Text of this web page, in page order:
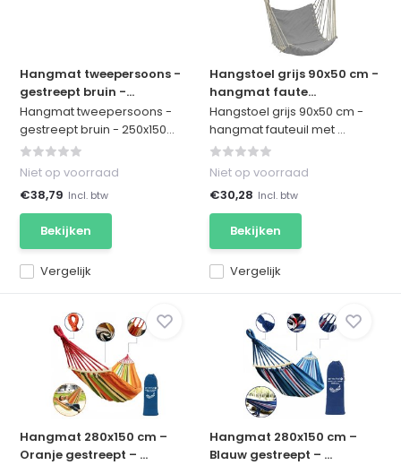
Hangmat tweepersoons -
gestreept bruin -...
Hangmat tweepersoons -
gestreept bruin - 250x150...
Vergelijk
Niet op voorraad
€38,79 Incl. btw
Bekijken
Hangstoel grijs 90x50 cm -
hangmat faute...
Hangstoel grijs 90x50 cm -
hangmat fauteuil met ...
Vergelijk
Niet op voorraad
€30,28 Incl. btw
Bekijken
Hangmat 280x150 cm –
Oranje gestreept – ...
Hangmat 280x150 cm –
Blauw gestreept – ...